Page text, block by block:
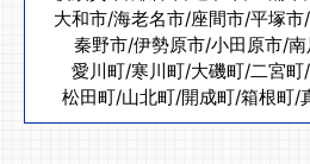
大和市/海老名市/座間市/平塚市/
秦野市/伊勢原市/小田原市/
愛川町/寒川町/大磯町/二宮町/
松田町/山北町/開成町/箱根町/